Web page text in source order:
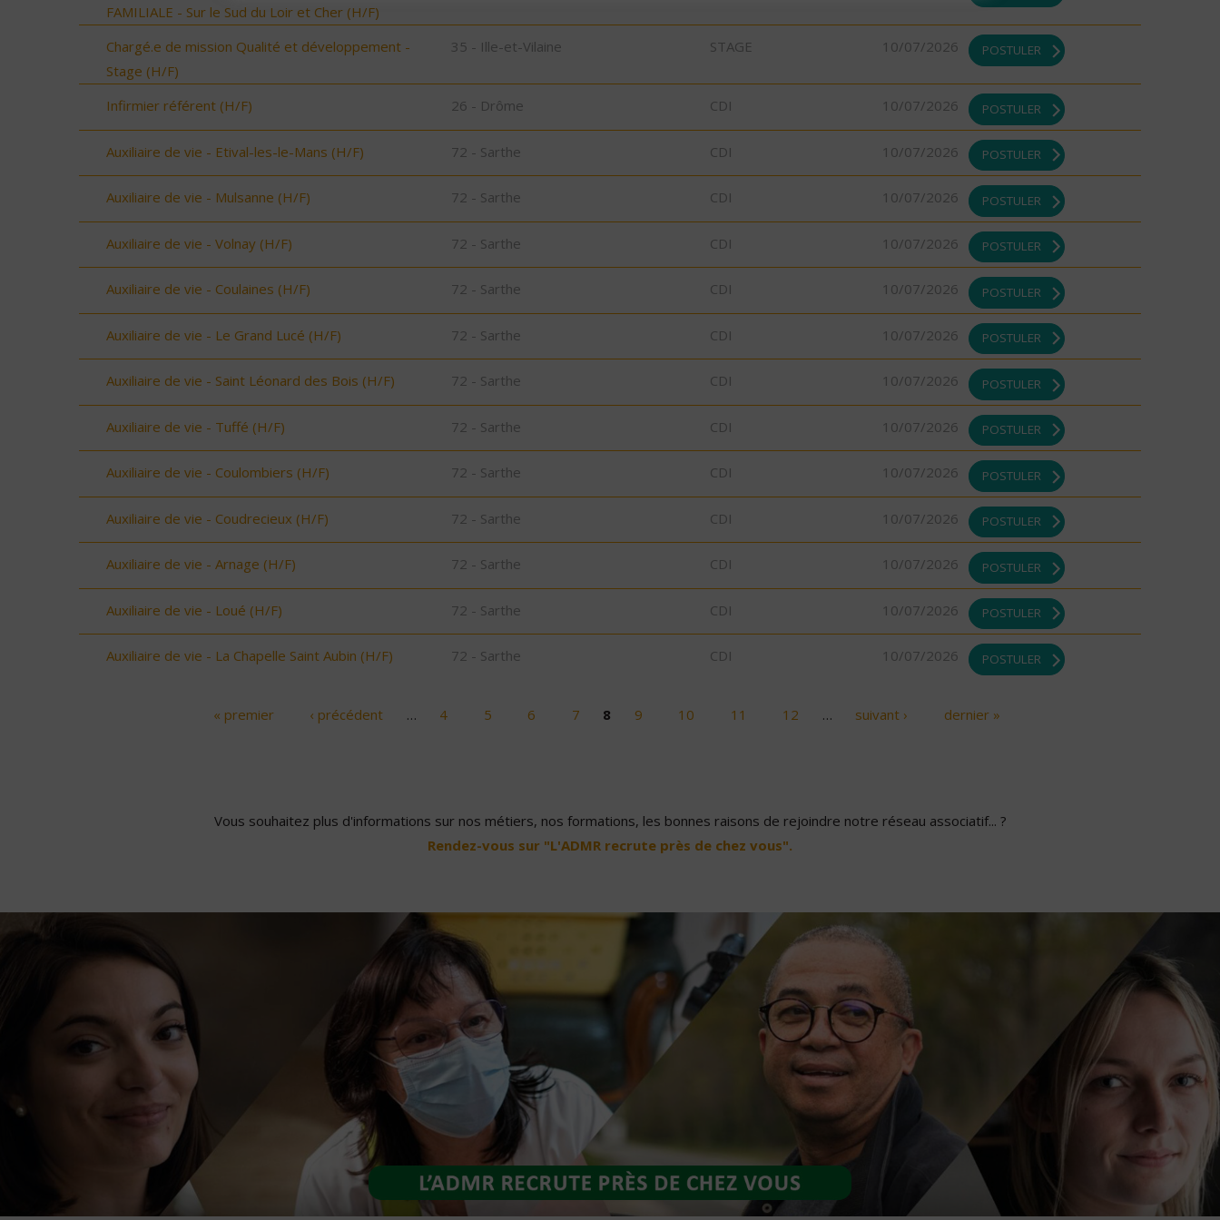
FAMILIALE - Sur le Sud du Loir et Cher (H/F)
Chargé.e de mission Qualité et développement -
Stage (H/F)
35 - Ille-et-Vilaine STAGE 10/07/2026 POSTULER
Infirmier référent (H/F) 26 - Drôme CDI 10/07/2026 POSTULER
Auxiliaire de vie - Etival-les-le-Mans (H/F) 72 - Sarthe CDI 10/07/2026 POSTULER
Auxiliaire de vie - Mulsanne (H/F) 72 - Sarthe CDI 10/07/2026 POSTULER
Auxiliaire de vie - Volnay (H/F) 72 - Sarthe CDI 10/07/2026 POSTULER
Auxiliaire de vie - Coulaines (H/F) 72 - Sarthe CDI 10/07/2026 POSTULER
Auxiliaire de vie - Le Grand Lucé (H/F) 72 - Sarthe CDI 10/07/2026 POSTULER
Auxiliaire de vie - Saint Léonard des Bois (H/F) 72 - Sarthe CDI 10/07/2026 POSTULER
Auxiliaire de vie - Tuffé (H/F) 72 - Sarthe CDI 10/07/2026 POSTULER
Auxiliaire de vie - Coulombiers (H/F) 72 - Sarthe CDI 10/07/2026 POSTULER
Auxiliaire de vie - Coudrecieux (H/F) 72 - Sarthe CDI 10/07/2026 POSTULER
Auxiliaire de vie - Arnage (H/F) 72 - Sarthe CDI 10/07/2026 POSTULER
Auxiliaire de vie - Loué (H/F) 72 - Sarthe CDI 10/07/2026 POSTULER
Auxiliaire de vie - La Chapelle Saint Aubin (H/F) 72 - Sarthe CDI 10/07/2026 POSTULER
« premier ‹ précédent … 4 5 6 7 8 9 10 11 12 … suivant › dernier »
Vous souhaitez plus d'informations sur nos métiers, nos formations, les bonnes raisons de rejoindre notre réseau associatif... ?
Rendez-vous sur "L'ADMR recrute près de chez vous".